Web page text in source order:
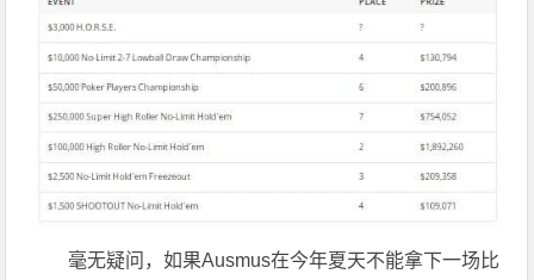
毫无疑问，如果Ausmus在今年夏天不能拿下一场比